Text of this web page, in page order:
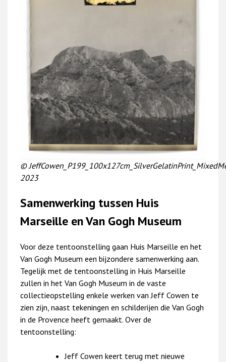
©
2023
Samenwerking tussen Huis
Marseille en Van Gogh Museum
Voor deze tentoonstelling gaan Huis Marseille en het
Van Gogh Museum een bijzondere samenwerking aan.
Tegelijk met de tentoonstelling in Huis Marseille
zullen in het Van Gogh Museum in de vaste
collectieopstelling enkele werken van Jeff Cowen te
zien zijn, naast tekeningen en schilderijen die Van Gogh
in de Provence heeft gemaakt. Over de
tentoonstelling:
Jeff Cowen keert terug met nieuwe